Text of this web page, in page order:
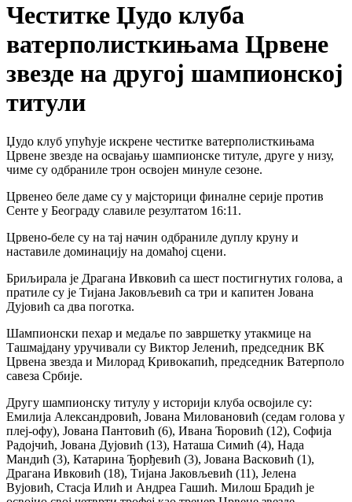
​Честитке Џудо клуба
ватерполисткињама Црвене
звезде на другој шампионској
титули
Џудо клуб упућује искрене честитке ватерполисткињама
Црвене звезде на освајању шампионске титуле, друге у низу,
чиме су одбраниле трон освојен минуле сезоне.
Црвенео беле даме су у мајсторици финалне серије против
Сенте у Београду славиле резултатом 16:11.
Црвено-беле су на тај начин одбраниле дуплу круну и
наставиле доминацију на домаћој сцени.
Бриљирала је Драгана Ивковић са шест постигнутих голова, а
пратиле су је Тијана Јаковљевић са три и капитен Јована
Дујовић са два поготка.
Шампионски пехар и медаље по завршетку утакмице на
Ташмајдану уручивали су Виктор Јеленић, председник ВК
Црвена звезда и Милорад Кривокапић, председник Ватерполо
савеза Србије.
Другу шампионску титулу у историји клуба освојиле су:
Емилија Александровић, Јована Миловановић (седам голова у
плеј-офу), Јована Пантовић (6), Ивана Ћоровић (12), Софија
Радојчић, Јована Дујовић (13), Наташа Симић (4), Нада
Мандић (3), Катарина Ђорђевић (3), Јована Васковић (1),
Драгана Ивковић (18), Тијана Јаковљевић (11), Јелена
Вујовић, Стасја Илић и Андреа Гашић. Милош Брадић је